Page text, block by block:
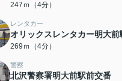
247ｍ（4分）
レンタカー
オリックスレンタカー明大前
269ｍ（4分）
警察
北沢警察署明大前駅前交番